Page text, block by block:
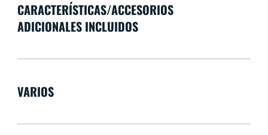
CARACTERÍSTICAS/ACCESORIOS
ADICIONALES INCLUIDOS
VARIOS